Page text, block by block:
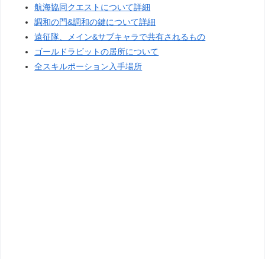
航海協同クエストについて詳細
調和の門&調和の鍵について詳細
遠征隊、メイン&サブキャラで共有されるもの
ゴールドラビットの居所について
全スキルポーション入手場所